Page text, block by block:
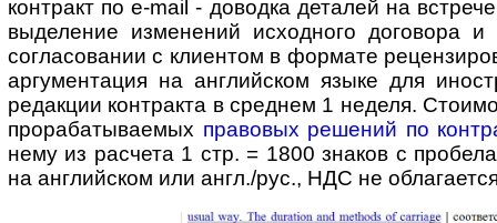
контракт по e-mail - доводка деталей на
выделение изменений исходного договора
согласовании с клиентом в формате
аргументация на английском языке для
редакции контракта в среднем 1 неделя.
прорабатываемых правовых решений по
нему из расчета 1 стр. = 1800 знаков с
на английском или англ./рус., НДС не